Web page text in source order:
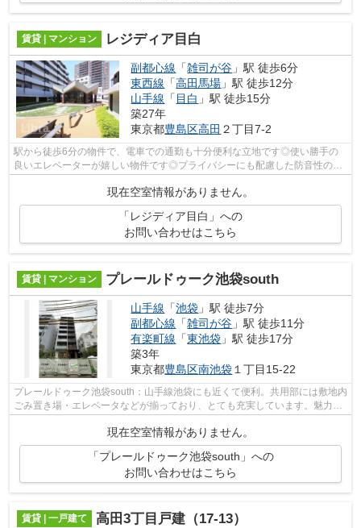
賃貸 | マンション レジディア目白
副都心線 「雑司が谷 」駅 徒歩6分
東西線 「高田馬場 」駅 徒歩12分
山手線 「 目白 」駅 徒歩15分
築27年
東京都豊島区高田 ２丁目7-2
駅から徒歩6分の物件で、電車での通勤も十分便利な立地です◎使い勝手の
良いエレベーターが嬉しい物件です◎プライバシーにも配慮した防音性の高
いマンション◎あると使い勝手がよく利便...
現在空室情報がありません。
「レジディア目白」への
お問い合わせはこちら
賃貸 | マンション プレールドゥーク池袋south
山手線 「池袋 」駅 徒歩7分
副都心線 「雑司が谷 」駅 徒歩11分
有楽町線 「東池袋 」駅 徒歩17分
築3年
東京都豊島区南池袋 １丁目15-22
プレールドゥーク池袋south：山手線池袋にも近くて便利。共用部には敷地内
ごみ置き場・エレベータなどが揃っており、とても充実しています。魅力的
な眺めが楽しめるエリアの物件です。...
現在空室情報がありません。
「プレールドゥーク池袋south」への
お問い合わせはこちら
賃貸 | 一戸建て 高田3丁目戸建（17-13）